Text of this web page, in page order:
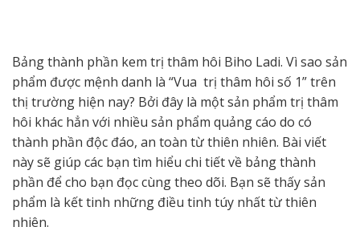
Bảng thành phần kem trị thâm hôi Biho Ladi. Vì sao sản
phẩm được mệnh danh là “Vua trị thâm hôi số 1” trên
thị trường hiện nay? Bởi đây là một sản phẩm trị thâm
hôi khác hẳn với nhiều sản phẩm quảng cáo do có
thành phần độc đáo, an toàn từ thiên nhiên. Bài viết
này sẽ giúp các bạn tìm hiểu chi tiết về bảng thành
phần để cho bạn đọc cùng theo dõi. Bạn sẽ thấy sản
phẩm là kết tinh những điều tinh túy nhất từ thiên
nhiên.